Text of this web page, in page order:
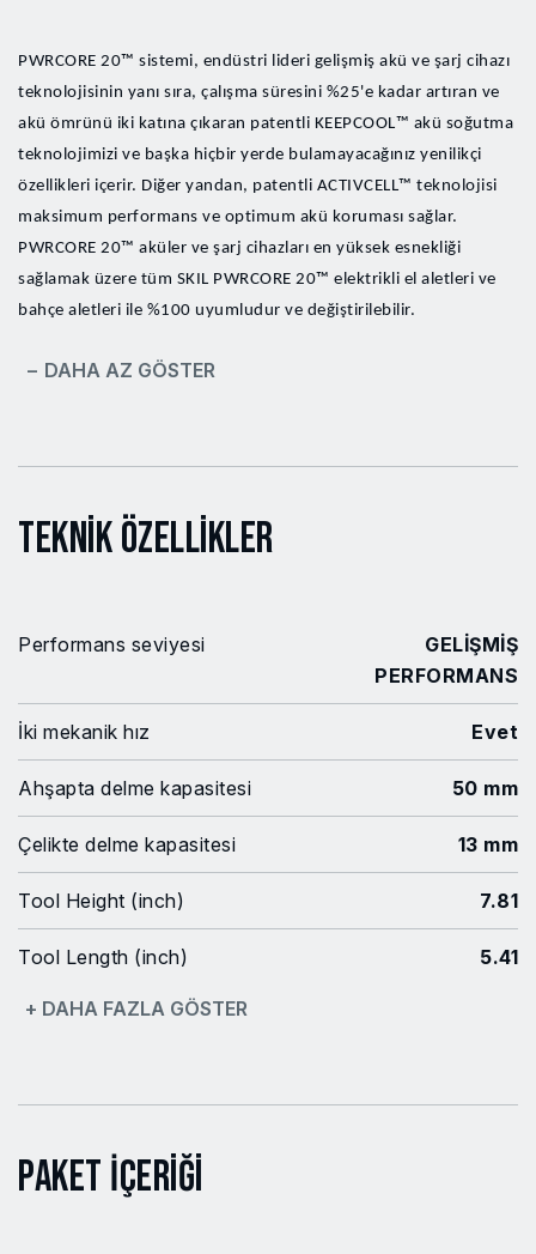
PWRCORE 20™ sistemi, endüstri lideri gelişmiş akü ve şarj cihazı
teknolojisinin yanı sıra, çalışma süresini %25'e kadar artıran ve
akü ömrünü iki katına çıkaran patentli KEEPCOOL™ akü soğutma
teknolojimizi ve başka hiçbir yerde bulamayacağınız yenilikçi
özellikleri içerir. Diğer yandan, patentli ACTIVCELL™ teknolojisi
maksimum performans ve optimum akü koruması sağlar.
PWRCORE 20™ aküler ve şarj cihazları en yüksek esnekliği
sağlamak üzere tüm SKIL PWRCORE 20™ elektrikli el aletleri ve
bahçe aletleri ile %100 uyumludur ve değiştirilebilir.
− DAHA AZ GÖSTER
Teknik Özellikler
Performans seviyesi
GELİŞMİŞ
PERFORMANS
İki mekanik hız Evet
Ahşapta delme kapasitesi 50 mm
Çelikte delme kapasitesi 13 mm
Tool Height (inch) 7.81
Tool Length (inch) 5.41
Tool Weight (lbs)
(mm)
+ DAHA FAZLA GÖSTER
Paket İçeriği